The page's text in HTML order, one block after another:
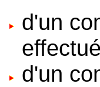
d'un
d'un